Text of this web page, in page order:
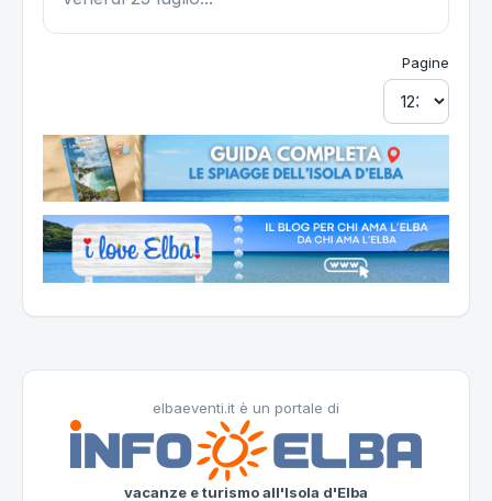
Pagine
elbaeventi.it è un portale di
vacanze e turismo all'Isola d'Elba